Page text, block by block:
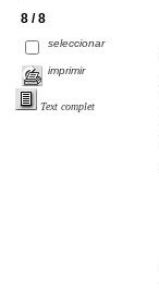
8 / 8
seleccionar
imprimir
Text complet